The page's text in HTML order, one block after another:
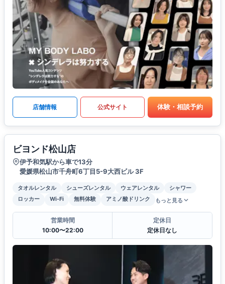
店舗情報 公式サイト 体験・相談予約
ビヨンド松山店
伊予和気駅から車で13分
愛媛県松山市千舟町6丁目5-9大西ビル 3F
タオルレンタル シューズレンタル ウェアレンタル
シャワー
ロッカー
Wi-Fi 無料体験 アミノ酸ドリンク もっと見る
営業時間
10:00〜22:00
定休日
定休日なし